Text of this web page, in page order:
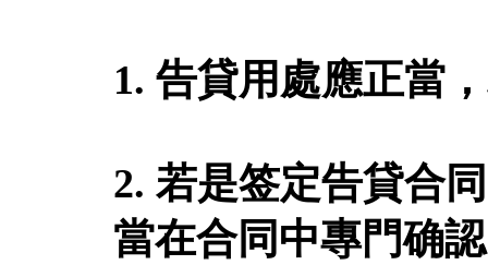
1. 告貸用處應正當
2. 若是签定告貸合
當在合同中專門确